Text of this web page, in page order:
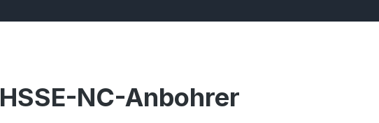
HSSE-NC-Anbohrer